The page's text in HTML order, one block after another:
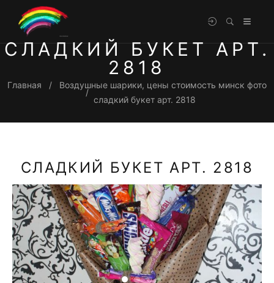
СЛАДКИЙ БУКЕТ АРТ.
2818
Главная
Воздушные шарики, цены стоимость минск фото
сладкий букет арт. 2818
СЛАДКИЙ БУКЕТ АРТ. 2818